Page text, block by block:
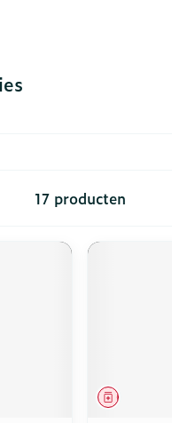
17producten
Geneesmiddel